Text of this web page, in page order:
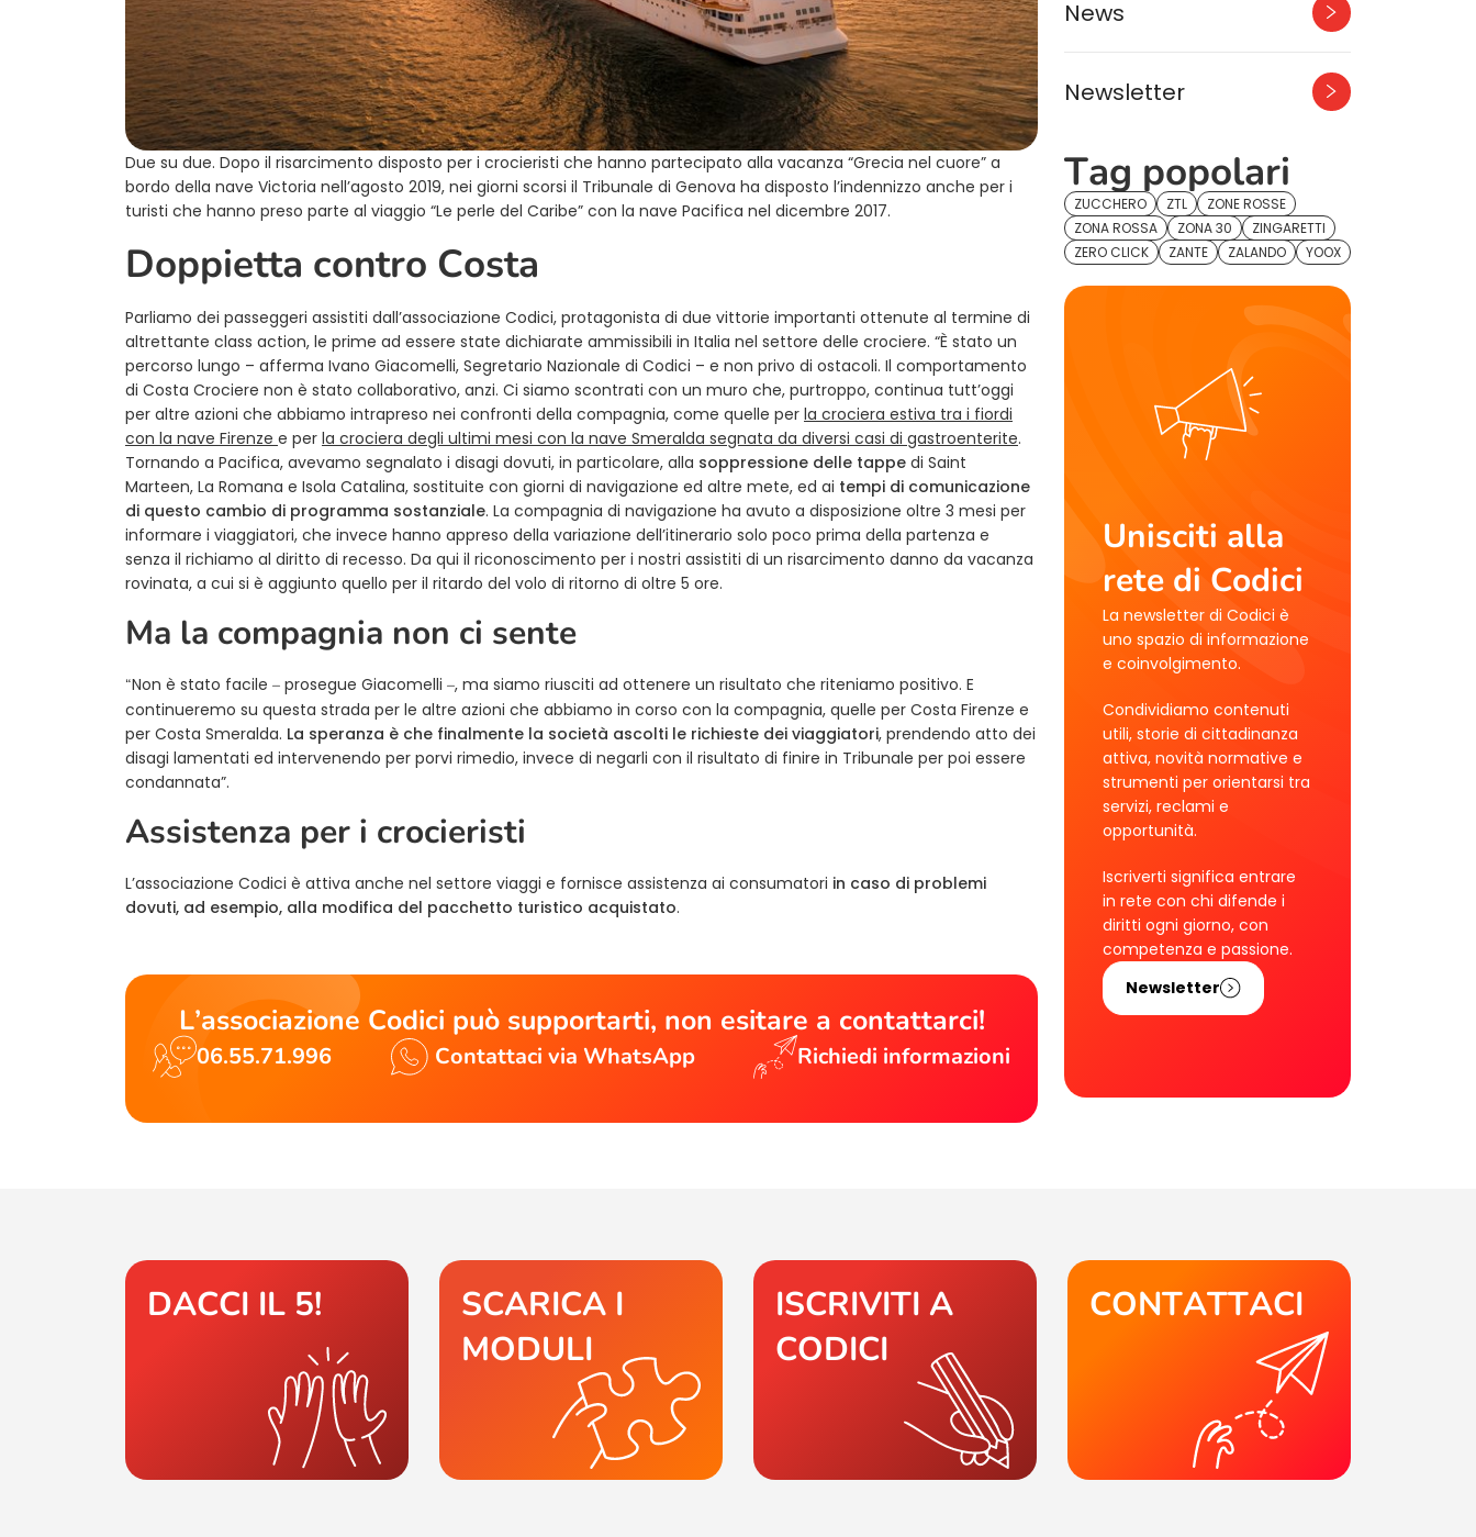
Due su due. Dopo il risarcimento disposto per i crocieristi che hanno partecipato alla vacanza “Grecia nel cuore” a
bordo della nave Victoria nell’agosto 2019, nei giorni scorsi il Tribunale di Genova ha disposto l’indennizzo anche per i
turisti che hanno preso parte al viaggio “Le perle del Caribe” con la nave Pacifica nel dicembre 2017.
Doppietta contro Costa
Parliamo dei passeggeri assistiti dall’associazione Codici, protagonista di due vittorie importanti ottenute al termine di
altrettante class action, le prime ad essere state dichiarate ammissibili in Italia nel settore delle crociere. “È stato un
percorso lungo – afferma Ivano Giacomelli, Segretario Nazionale di Codici – e non privo di ostacoli. Il comportamento
di Costa Crociere non è stato collaborativo, anzi. Ci siamo scontrati con un muro che, purtroppo, continua tutt’oggi
per altre azioni che abbiamo intrapreso nei confronti della compagnia, come quelle per la crociera estiva tra i fiordi
con la nave Firenze e per la crociera degli ultimi mesi con la nave Smeralda segnata da diversi casi di gastroenterite.
Tornando a Pacifica, avevamo segnalato i disagi dovuti, in particolare, alla soppressione delle tappe di Saint
Marteen, La Romana e Isola Catalina, sostituite con giorni di navigazione ed altre mete, ed ai tempi di comunicazione
di questo cambio di programma sostanziale. La compagnia di navigazione ha avuto a disposizione oltre 3 mesi per
informare i viaggiatori, che invece hanno appreso della variazione dell’itinerario solo poco prima della partenza e
senza il richiamo al diritto di recesso. Da qui il riconoscimento per i nostri assistiti di un risarcimento danno da vacanza
rovinata, a cui si è aggiunto quello per il ritardo del volo di ritorno di oltre 5 ore.
Ma la compagnia non ci sente
“Non è stato facile – prosegue Giacomelli –, ma siamo riusciti ad ottenere un risultato che riteniamo positivo. E
continueremo su questa strada per le altre azioni che abbiamo in corso con la compagnia, quelle per Costa Firenze e
per Costa Smeralda. La speranza è che finalmente la società ascolti le richieste dei viaggiatori, prendendo atto dei
disagi lamentati ed intervenendo per porvi rimedio, invece di negarli con il risultato di finire in Tribunale per poi essere
condannata”.
Assistenza per i crocieristi
L’associazione Codici è attiva anche nel settore viaggi e fornisce assistenza ai consumatori in caso di problemi
dovuti, ad esempio, alla modifica del pacchetto turistico acquistato.
L’associazione Codici può supportarti, non esitare a contattarci!
06.55.71.996 Contattaci via WhatsApp Richiedi informazioni
News
Newsletter
Tag popolari
ZUCCHERO ZTL
ZONE ROSSE
ZONA ROSSA
ZONA 30
ZINGARETTI
ZERO CLICK
ZANTE ZALANDO YOOX
Unisciti alla
rete di Codici
La newsletter di Codici è
uno spazio di informazione
e coinvolgimento.
Condividiamo contenuti
utili, storie di cittadinanza
attiva, novità normative e
strumenti per orientarsi tra
servizi, reclami e
opportunità.
Iscriverti significa entrare
in rete con chi difende i
diritti ogni giorno, con
competenza e passione.
Newsletter
DACCI IL 5!
SCARICA I
MODULI
ISCRIVITI A
CODICI
CONTATTACI